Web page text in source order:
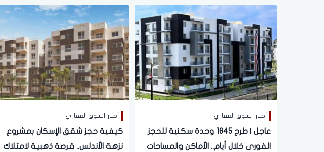
أخبار السوق العقاري
عاجل | طرح 1645 وحدة سكنية للحجز
الفورى خلال أيام.. الأماكن والمساحات
أخبار السوق العقاري
كيفية حجز شقق الإسكان بمشروع
نزهة الأندلس.. فرصة ذهبية لامتلاك